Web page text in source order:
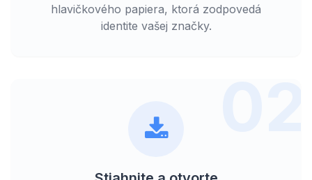
hlavičkového papiera, ktorá zodpovedá
identite vašej značky.